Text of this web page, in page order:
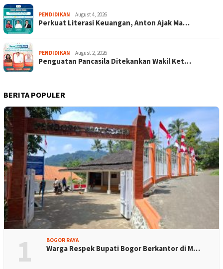
PENDIDIKAN August 4, 2026
Perkuat Literasi Keuangan, Anton Ajak Ma…
PENDIDIKAN August 2, 2026
Penguatan Pancasila Ditekankan Wakil Ket…
BERITA POPULER
1 BOGOR RAYA
Warga Respek Bupati Bogor Berkantor di M…